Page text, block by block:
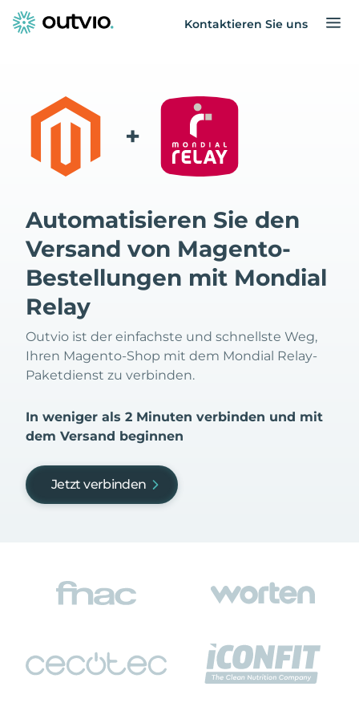
Kontaktieren Sie uns
+
Automatisieren Sie den
Versand von Magento-
Bestellungen mit Mondial
Relay
Outvio ist der einfachste und schnellste Weg,
Ihren Magento-Shop mit dem Mondial Relay-
Paketdienst zu verbinden.
In weniger als 2 Minuten verbinden und mit
dem Versand beginnen
Jetzt verbinden